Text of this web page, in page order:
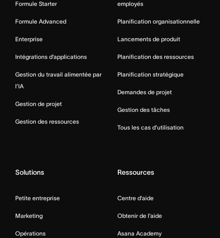
Formule Starter
Formule Advanced
Enterprise
Intégrations d’applications
Gestion du travail alimentée par
l’IA
Gestion de projet
Gestion des ressources
employés
Planification organisationnelle
Lancements de produit
Planification des ressources
Planification stratégique
Demandes de projet
Gestion des tâches
Tous les cas d’utilisation
Solutions
Petite entreprise
Marketing
Opérations
Ressources
Centre d’aide
Obtenir de l’aide
Asana Academy